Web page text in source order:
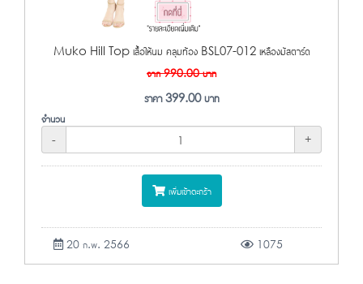
Muko Hill Top เสื้อให้นม คลุมท้อง BSL07-012 เหลืองมัสตาร์ด
จาก990.00บาท
ราคา399.00บาท
จำนวน
-
+
เพิ่มเข้าตะกร้า
20 ก.พ. 2566 1075